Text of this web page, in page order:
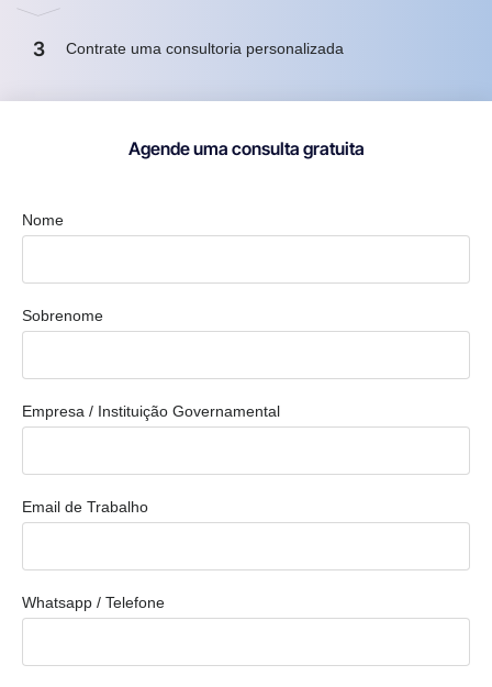
3 Contrate uma consultoria personalizada
Agende uma consulta gratuita
Nome
Sobrenome
Empresa / Instituição Governamental
Email de Trabalho
Whatsapp / Telefone